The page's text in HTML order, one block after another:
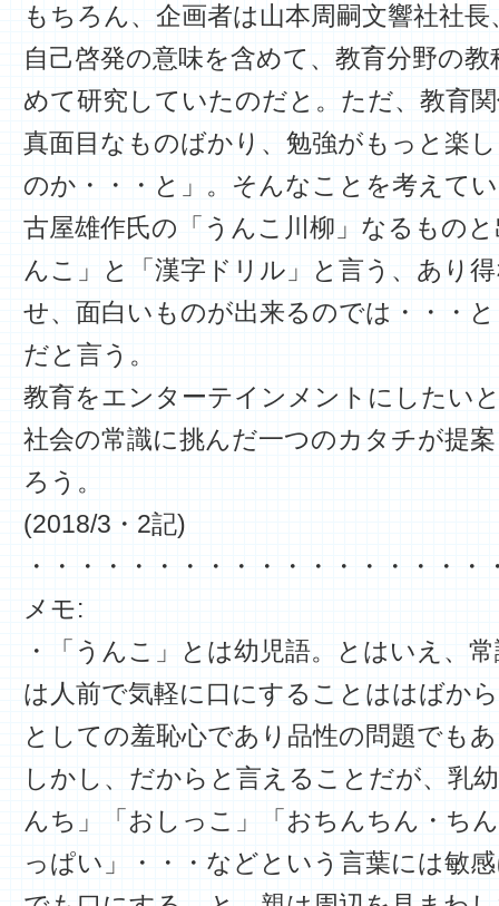
もちろん、企画者は山本周嗣文響社社
自己啓発の意味を含めて、教育分野の
めて研究していたのだと。ただ、教育
真面目なものばかり、勉強がもっと楽
のか・・・と」。そんなことを考えて
古屋雄作氏の「うんこ川柳」なるもの
んこ」と「漢字ドリル」と言う、あり
せ、面白いものが出来るのでは・・・
だと言う。
教育をエンターテインメントにしたい
社会の常識に挑んだ一つのカタチが提
ろう。
(2018/3・2記)
・・・・・・・・・・・・・・・・・
メモ:
・「うんこ」とは幼児語。とはいえ、
は人前で気軽に口にすることははばか
としての羞恥心であり品性の問題でも
しかし、だからと言えることだが、乳
んち」「おしっこ」「おちんちん・ち
っぱい」・・・などという言葉には敏